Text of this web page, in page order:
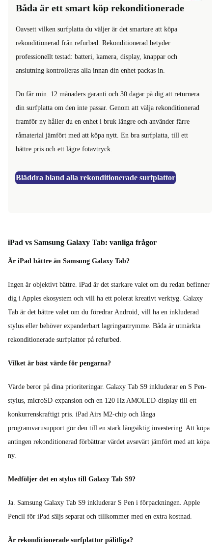
Båda är ett smart köp rekonditionerade
Oavsett vilken surfplatta du väljer är det smartare att köpa
rekonditionerad från refurbed. Rekonditionerad betyder
professionellt testad: batteri, kamera, display, knappar och
anslutning kontrolleras alla innan din enhet packas in.
Du får min. 12 månaders garanti och 30 dagar på dig att returnera
din surfplatta om den inte passar. Genom att välja rekonditionerad
framför ny håller du en enhet i bruk längre och använder färre
råmaterial jämfört med att köpa nytt. En bra surfplatta, till ett
bättre pris och ett lägre fotavtryck.
Bläddra bland alla rekonditionerade surfplattor
iPad vs Samsung Galaxy Tab: vanliga frågor
Är iPad bättre än Samsung Galaxy Tab?
Ingen är objektivt bättre. iPad är det starkare valet om du redan befinner
dig i Apples ekosystem och vill ha ett polerat kreativt verktyg. Galaxy
Tab är det bättre valet om du föredrar Android, vill ha en inkluderad
stylus eller behöver expanderbart lagringsutrymme. Båda är utmärkta
rekonditionerade surfplattor på refurbed.
Vilket är bäst värde för pengarna?
Värde beror på dina prioriteringar. Galaxy Tab S9 inkluderar en S Pen-
stylus, microSD-expansion och en 120 Hz AMOLED-display till ett
konkurrenskraftigt pris. iPad Airs M2-chip och långa
programvarusupport gör den till en stark långsiktig investering. Att köpa
antingen rekonditionerad förbättrar värdet avsevärt jämfört med att köpa
ny.
Medföljer det en stylus till Galaxy Tab S9?
Ja. Samsung Galaxy Tab S9 inkluderar S Pen i förpackningen. Apple
Pencil för iPad säljs separat och tillkommer med en extra kostnad.
Är rekonditionerade surfplattor pålitliga?